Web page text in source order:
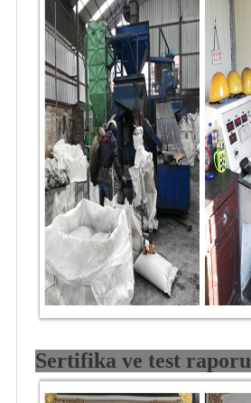
Sertifika ve test raporu